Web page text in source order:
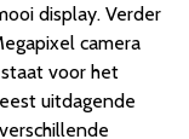
display. Verder
camera
voor het
uitdagende